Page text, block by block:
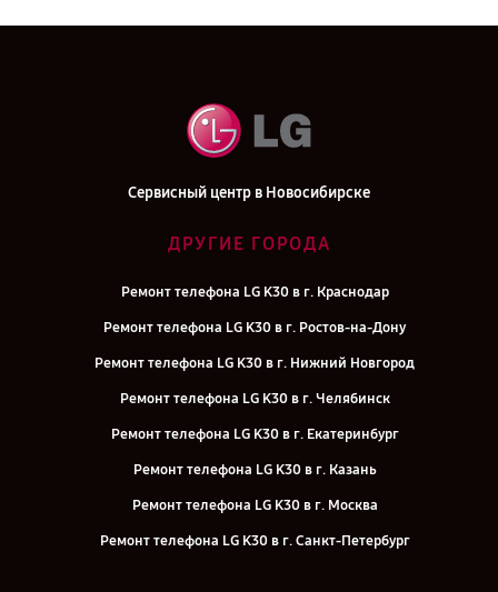
Сервисный центр в Новосибирске
ДРУГИЕ ГОРОДА
Ремонт телефона LG K30 в г. Краснодар
Ремонт телефона LG K30 в г. Ростов-на-Дону
Ремонт телефона LG K30 в г. Нижний Новгород
Ремонт телефона LG K30 в г. Челябинск
Ремонт телефона LG K30 в г. Екатеринбург
Ремонт телефона LG K30 в г. Казань
Ремонт телефона LG K30 в г. Москва
Ремонт телефона LG K30 в г. Санкт-Петербург